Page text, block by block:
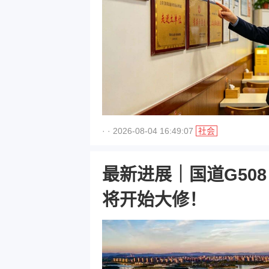
· · 2026-08-04 16:49:07 社会
最新进展｜国道
将开始大修！